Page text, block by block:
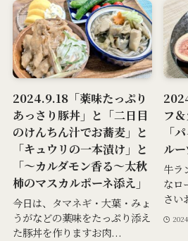
2024.9.18「薬味たっぷり
あっさり豚丼」と「二日目
のけんちん汁でお蕎麦」と
「キュウリの一本漬け」と
「～カルダモン香る～太秋
柿のマスカルポーネ添え」
今日は、タマネギ・大葉・みょ
うがなどの薬味をたっぷり添え
た豚丼を作りますお肉...
フ
「
ルー
牛ラ
なロ
さい